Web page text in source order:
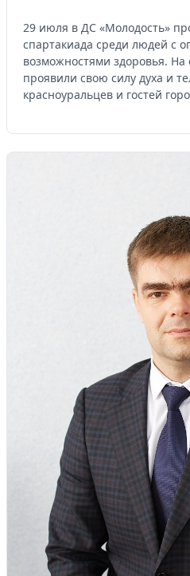
29 июля в ДС «Молодость»
спартакиада среди людей с
возможностями здоровья.
проявили свою силу духа и
красноуральцев и гостей